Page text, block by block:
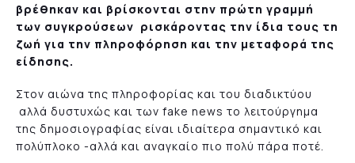
βρέθηκαν και βρίσκονται στην πρώτη γραμμή
των συγκρούσεων ρισκάροντας την ίδια τους τη
ζωή για την πληροφόρηση και την μεταφορά της
είδησης.
Στον αιώνα της πληροφορίας και του διαδικτύου
αλλά δυστυχώς και των fake news το λειτούργημα
της δημοσιογραφίας είναι ιδιαίτερα σημαντικό και
πολύπλοκο -αλλά και αναγκαίο πιο πολύ πάρα ποτέ.